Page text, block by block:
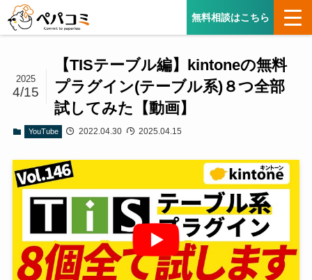
無料相談はこちら
【TISテーブル編】kintoneの無料
プラグイン(テーブル系)８つ全部
試してみた【動画】
2025
4/15
YouTube 2022.04.30 2025.04.15